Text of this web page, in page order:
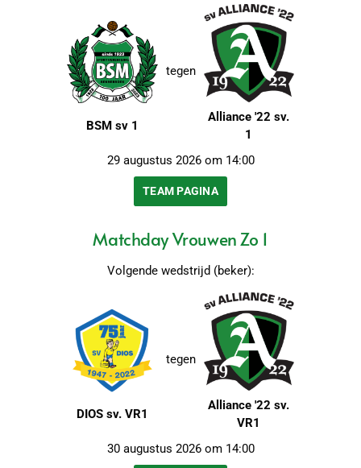
BSM sv 1
tegen
Alliance '22 sv.
1
29 augustus 2026 om 14:00
TEAM PAGINA
Matchday Vrouwen Zo 1
Volgende wedstrijd (beker):
DIOS sv. VR1
tegen
Alliance '22 sv.
VR1
30 augustus 2026 om 14:00